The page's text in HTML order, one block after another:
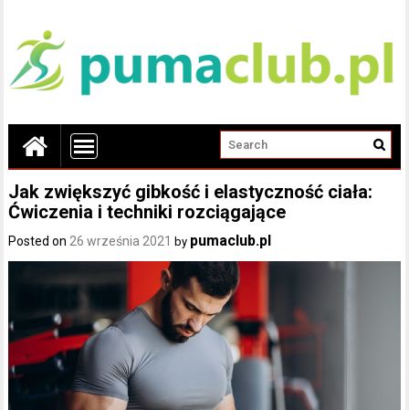
Jak zwiększyć gibkość i elastyczność ciała:
Ćwiczenia i techniki rozciągające
Posted on26 września 2021 by pumaclub.pl